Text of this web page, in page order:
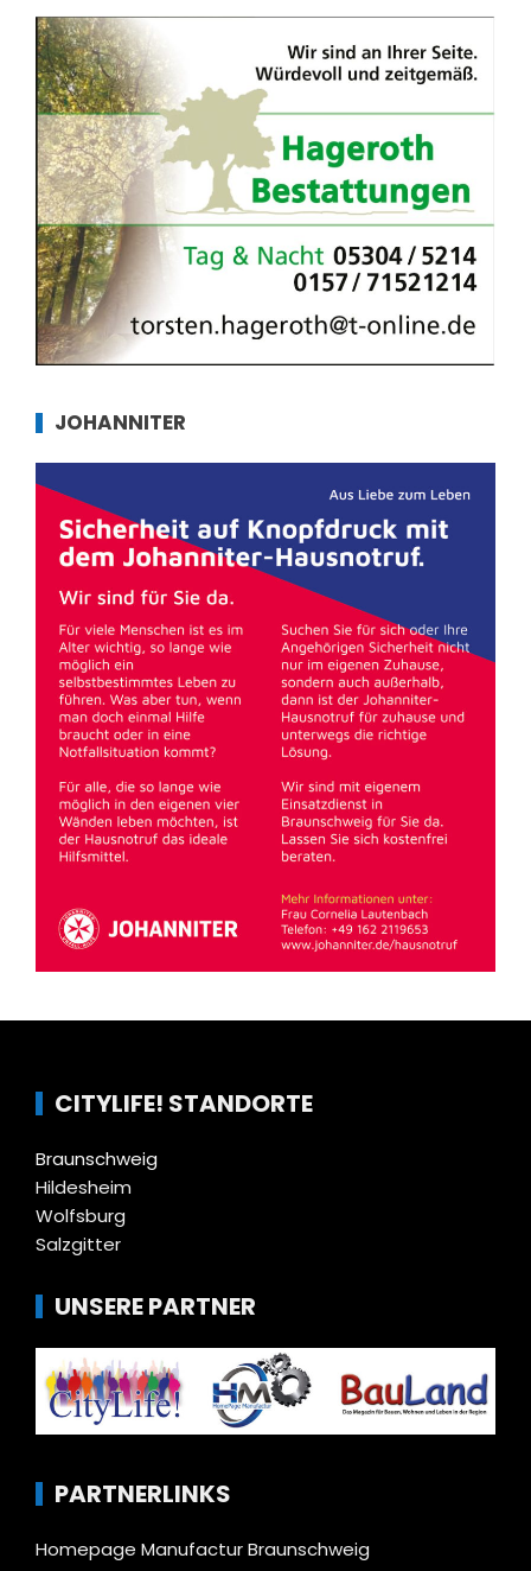
JOHANNITER
CITYLIFE! STANDORTE
Braunschweig
Hildesheim
Wolfsburg
Salzgitter
UNSERE PARTNER
PARTNERLINKS
Homepage Manufactur Braunschweig